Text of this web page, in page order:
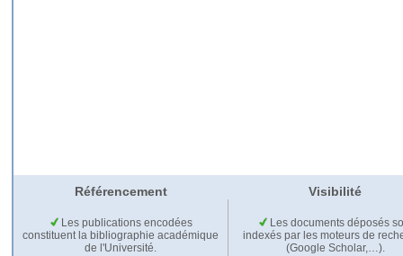
Référencement Visibilité
Les publications encodées
constituent la bibliographie académique
de l'Université.
Les documents déposés
indexés par les moteurs de
(Google Scholar,…).